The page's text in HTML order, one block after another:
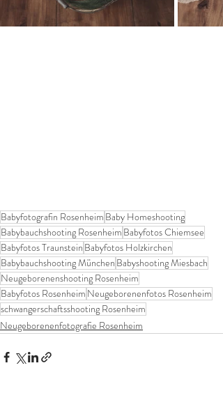
Babyfotografin Rosenheim Baby Homeshooting
Babybauchshooting Rosenheim Babyfotos Chiemsee
Babyfotos Traunstein Babyfotos Holzkirchen
Babybauchshooting München Babyshooting Miesbach
Neugeborenenshooting Rosenheim
Babyfotos Rosenheim Neugeborenenfotos Rosenheim
schwangerschaftsshooting Rosenheim
Neugeborenenfotografie Rosenheim